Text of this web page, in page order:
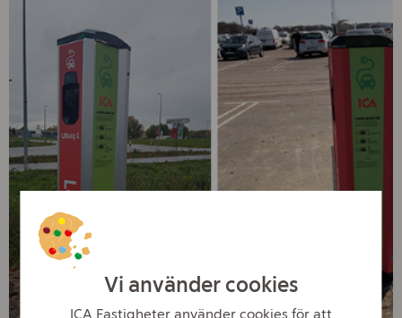
Vi använder cookies
ICA Fastigheter använder cookies för att